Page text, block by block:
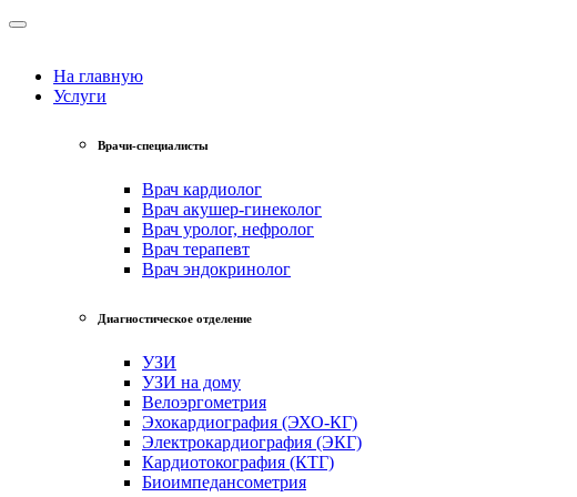
На главную
Услуги
Врачи-специалисты
Врач кардиолог
Врач акушер-гинеколог
Врач уролог, нефролог
Врач терапевт
Врач эндокринолог
Диагностическое отделение
УЗИ
УЗИ на дому
Велоэргометрия
Эхокардиография (ЭХО-КГ)
Электрокардиография (ЭКГ)
Кардиотокография (КТГ)
Биоимпедансометрия